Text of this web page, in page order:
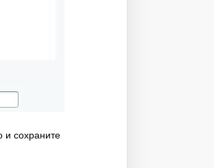
и сохраните